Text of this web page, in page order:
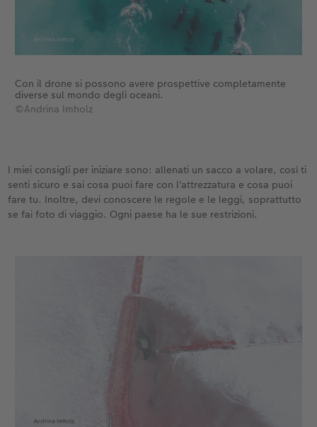
Con il drone si possono avere prospettive completamente
diverse sul mondo degli oceani.
©Andrina Imholz
I miei consigli per iniziare sono: allenati un sacco a volare, così ti
senti sicuro e sai cosa puoi fare con l'attrezzatura e cosa puoi
fare tu. Inoltre, devi conoscere le regole e le leggi, soprattutto
se fai foto di viaggio. Ogni paese ha le sue restrizioni.